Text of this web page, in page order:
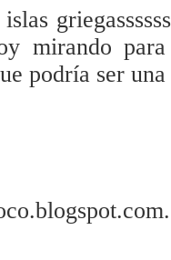
mirando
podría ser